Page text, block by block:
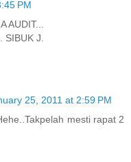
PM
AUDIT...
SIBUK J.
25, 2011 at 2:59 PM
mesti rapat 2